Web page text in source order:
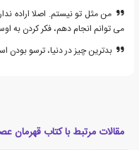
من مثل تو نیستم. اصلا اراده
می توانم انجام دهم، فکر کردن به
بدترین چیز در دنیا، ترسو بودن
مقالات مرتبط با کتاب قهرمان